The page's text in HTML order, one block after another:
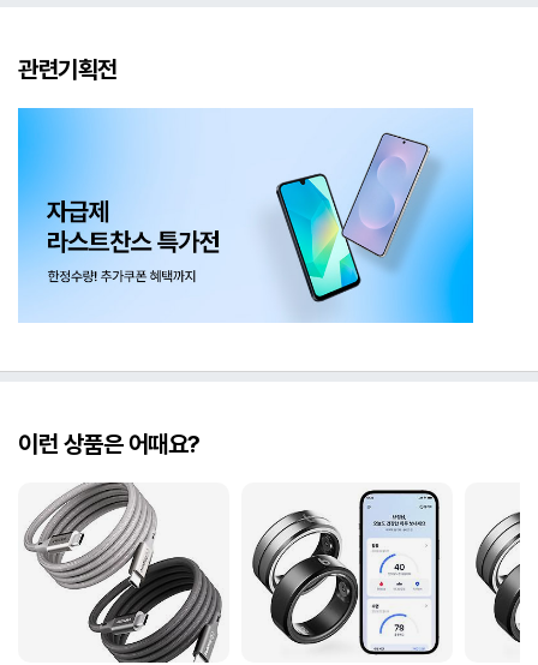
관련기획전
이런 상품은 어때요?